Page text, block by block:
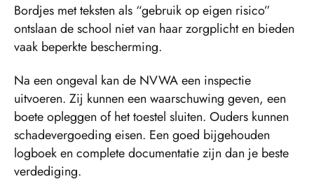
Bordjes met teksten als “gebruik op eigen risico”
ontslaan de school niet van haar zorgplicht en bieden
vaak beperkte bescherming.
Na een ongeval kan de NVWA een inspectie
uitvoeren. Zij kunnen een waarschuwing geven, een
boete opleggen of het toestel sluiten. Ouders kunnen
schadevergoeding eisen. Een goed bijgehouden
logboek en complete documentatie zijn dan je beste
verdediging.